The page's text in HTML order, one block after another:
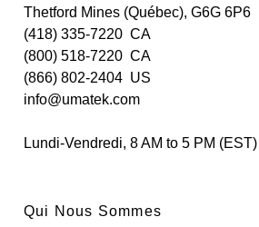
Thetford Mines (Québec), G6G 6P6
(418) 335-7220 CA
(800) 518-7220 CA
(866) 802-2404 US
info@umatek.com
Lundi-Vendredi, 8 AM to 5 PM (EST)
Qui Nous Sommes